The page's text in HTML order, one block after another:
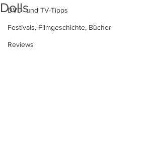
DVD- und TV-Tipps
Festivals, Filmgeschichte, Bücher
Reviews
Dolls